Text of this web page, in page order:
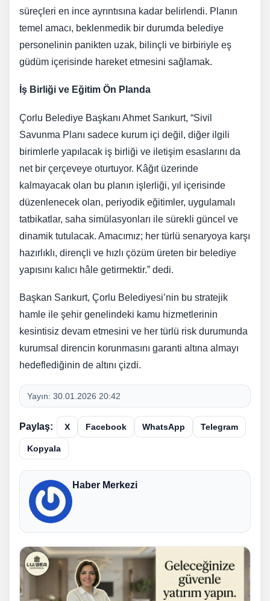
süreçleri en ince ayrıntısına kadar belirlendi. Planın
temel amacı, beklenmedik bir durumda belediye
personelinin panikten uzak, bilinçli ve birbiriyle eş
güdüm içerisinde hareket etmesini sağlamak.
İş Birliği ve Eğitim Ön Planda
Çorlu Belediye Başkanı Ahmet Sarıkurt, “Sivil
Savunma Planı sadece kurum içi değil, diğer ilgili
birimlerle yapılacak iş birliği ve iletişim esaslarını da
net bir çerçeveye oturtuyor. Kâğıt üzerinde
kalmayacak olan bu planın işlerliği, yıl içerisinde
düzenlenecek olan, periyodik eğitimler, uygulamalı
tatbikatlar, saha simülasyonları ile sürekli güncel ve
dinamik tutulacak. Amacımız; her türlü senaryoya karşı
hazırlıklı, dirençli ve hızlı çözüm üreten bir belediye
yapısını kalıcı hâle getirmektir.” dedi.
Başkan Sarıkurt, Çorlu Belediyesi’nin bu stratejik
hamle ile şehir genelindeki kamu hizmetlerinin
kesintisiz devam etmesini ve her türlü risk durumunda
kurumsal direncin korunmasını garanti altına almayı
hedeflediğinin de altını çizdi.
Yayın: 30.01.2026 20:42
Paylaş: X Facebook WhatsApp Telegram
Kopyala
Haber Merkezi